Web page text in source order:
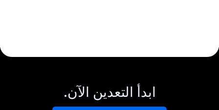
ابدأ التعدين الآن.